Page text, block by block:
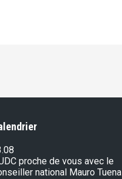
proche de vous avec le
national Mauro Tuena